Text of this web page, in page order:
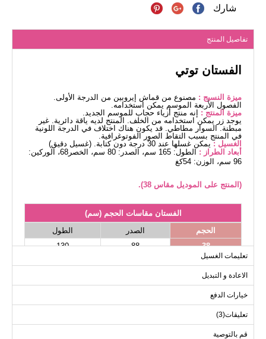
شارك
تفاصيل المنتج
الفستان توتي
ميزة النسيج : مصنوع من قماش إيروبين من الدرجة الأولى.
الفصول الأربعة الموسم يمكن استخدامه.
ميزة المنتج : إنه منتج أزياء حجاب للموسم الجديد.
يوجد زر يمكن استخدامه من الخلف. المنتج لديه ياقة دائرية. غير
مبطنة. السوار مطاطي. قد يكون هناك اختلاف في الدرجة اللونية
في المنتج بسبب التقاط الصور الفوتوغرافية.
الغسيل : يمكن غسلها عند 30 درجة دون كتابة. (غسيل دقيق)
أبعاد الطراز :
الطول: 165 سم، الصدر: 80 سم، الخصر68، الوركين:
96 سم، الوزن: 54كغ
(المنتج على الموديل مقاس 38).
الفستان مقاسات الحجم (سم)
الحجم
الصدر
الطول
38
88
130
40
42
46
104
130
48
108
130
تعليمات الغسيل
الاعادة و التبديل
خيارات الدفع
تعليقات(3)
قم بالتوصية